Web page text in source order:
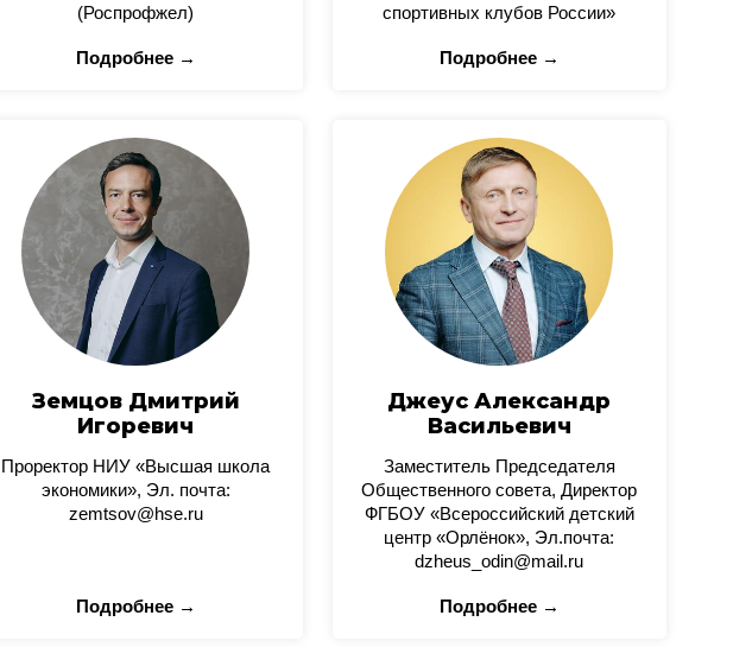
(Роспрофжел)
Подробнее →
спортивных клубов России»
Подробнее →
Земцов Дмитрий
Игоревич
Проректор НИУ «Высшая школа
экономики», Эл. почта:
zemtsov@hse.ru
Подробнее →
Джеус Александр
Васильевич
Заместитель Председателя
Общественного совета, Директор
ФГБОУ «Всероссийский детский
центр «Орлёнок», Эл.почта:
dzheus_odin@mail.ru
Подробнее →